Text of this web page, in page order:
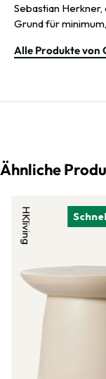
Sebastian
Grund für
Alle Produkte von
Ähnliche
HKliving